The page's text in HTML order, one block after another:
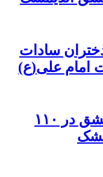
سادات
امام علی(ع)
ایجاد ۱۱۰ شعبه نغمه های عشق در ۱۱۰